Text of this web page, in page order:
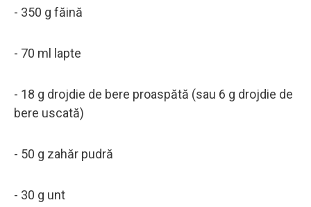
- 350 g făină
- 70 ml lapte
- 18 g drojdie de bere proaspătă (sau 6 g drojdie de
bere uscată)
- 50 g zahăr pudră
- 30 g unt